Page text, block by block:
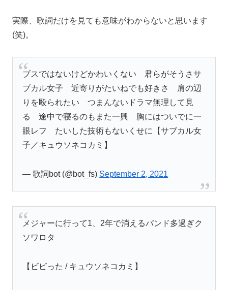
実際、歌詞だけを見ても意味がわからないと思います
(笑)。
ブスではないけどかわいくない 君らがそうさサ
ブカル女子 近寄りがたいねでも好きさ 肩の辺
りを殴られたい つまんないドラマ無理して見
る 途中で寝るのもまた一興 胸にはついでに一
眼レフ たいした技術もないくせに【サブカル女
子／キュウソネコカミ】
— 歌詞bot (@bot_fs) September 2, 2021
メジャーに行って1、2年で消えるバンド多過ぎク
ソワロタ
【ビビった / キュウソネコカミ】